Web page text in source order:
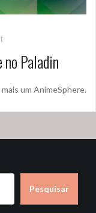
Paladin
um AnimeSphere.
Pesquisar